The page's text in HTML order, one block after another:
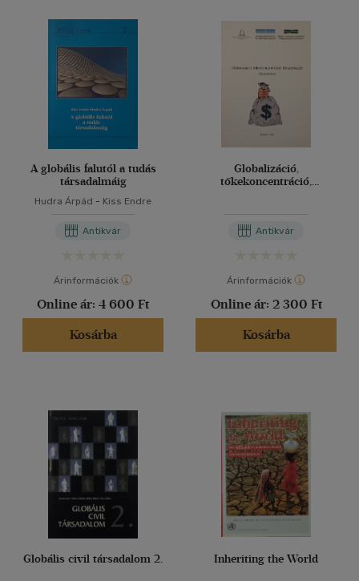
A globális falutól a tudás
társadalmáig
Hudra Árpád - Kiss Endre
Antikvár
Árinformációk
Online ár: 4 600 Ft
Kosárba
Globalizáció,
tőkekoncentráció,
Antikvár
Árinformációk
Online ár: 2 300 Ft
Kosárba
Globális civil társadalom 2. Inheriting the World